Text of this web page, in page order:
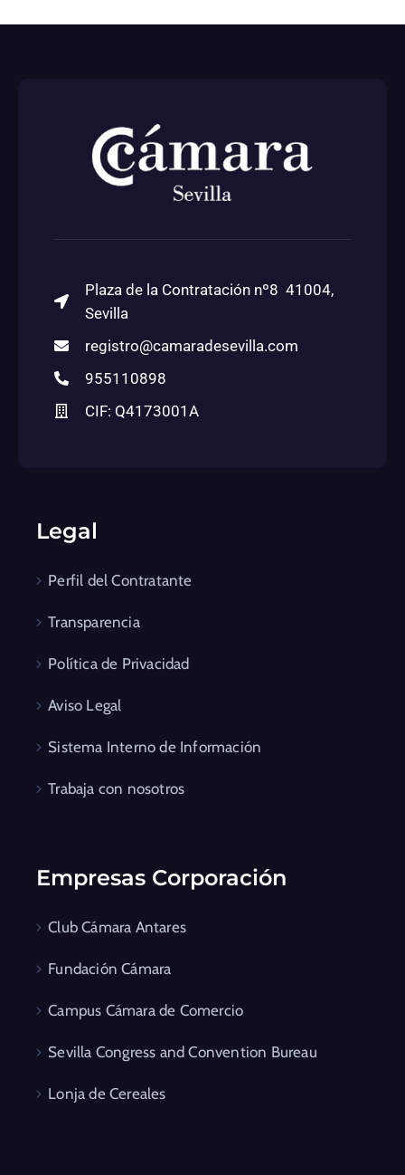
Plaza de la Contratación nº8 41004,
Sevilla
registro@camaradesevilla.com
955110898
CIF: Q4173001A
Legal
Perfil del Contratante
Transparencia
Política de Privacidad
Aviso Legal
Sistema Interno de Información
Trabaja con nosotros
Empresas Corporación
Club Cámara Antares
Fundación Cámara
Campus Cámara de Comercio
Sevilla Congress and Convention Bureau
Lonja de Cereales